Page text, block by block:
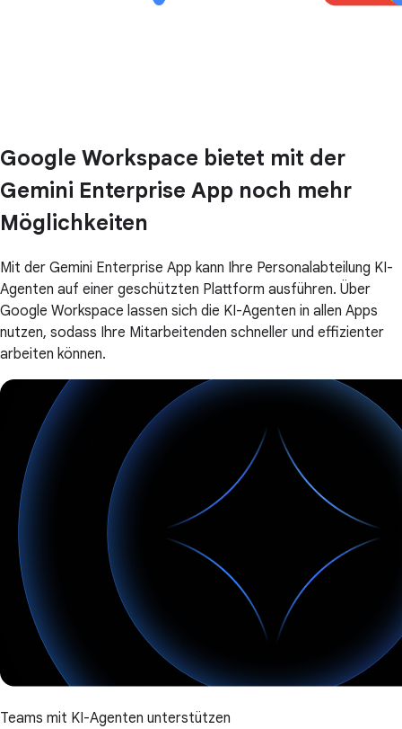
Google Workspace bietet mit der
Gemini Enterprise App noch mehr
Möglichkeiten
Mit der Gemini Enterprise App kann Ihre Personalabteilung KI-
Agenten auf einer geschützten Plattform ausführen. Über
Google Workspace lassen sich die KI-Agenten in allen Apps
nutzen, sodass Ihre Mitarbeitenden schneller und effizienter
arbeiten können.
Teams mit KI-Agenten unterstützen